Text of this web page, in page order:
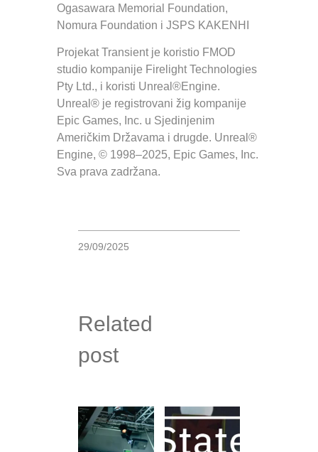
Ogasawara Memorial Foundation,
Nomura Foundation i JSPS KAKENHI
Projekat Transient je koristio FMOD
studio kompanije Firelight Technologies
Pty Ltd., i koristi Unreal®Engine.
Unreal® je registrovani žig kompanije
Epic Games, Inc. u Sjedinjenim
Američkim Državama i drugde. Unreal®
Engine, © 1998–2025, Epic Games, Inc.
Sva prava zadržana.
29/09/2025
Related
post